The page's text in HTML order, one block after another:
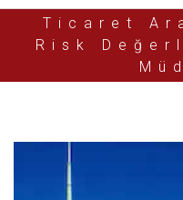
Ticaret
Risk